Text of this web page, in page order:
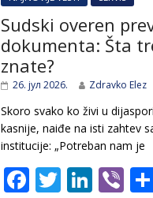
Sudski overen
dokumenta: Šta
znate?
26. јул 2026. Zdravko Elez
Skoro svako ko živi u
kasnije, naiđe na isti zahtev
institucije: „Potreban nam je
F T Li Vi